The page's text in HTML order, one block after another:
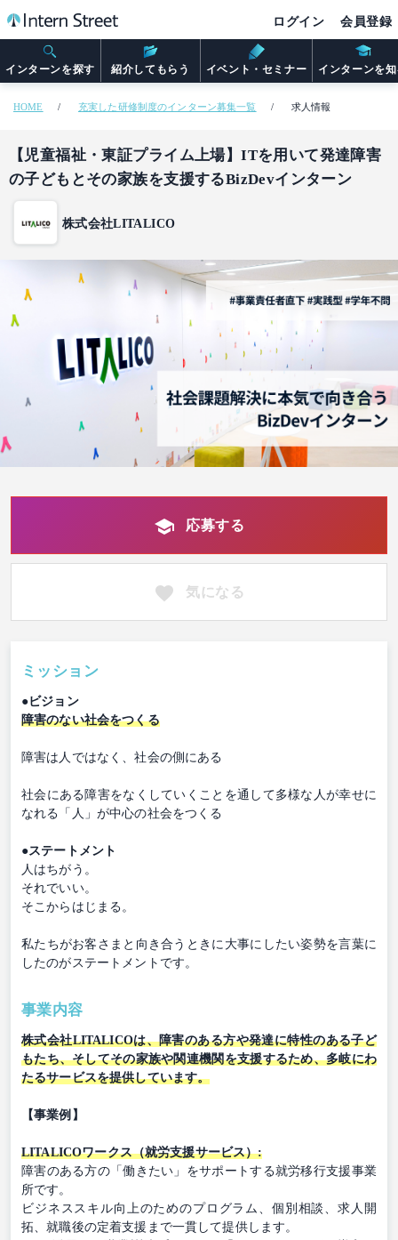
インターンを探す 紹介してもらう イベント・セミナー インターンを
ログイン 会員登録
HOME 充実した研修制度のインターン募集一覧 求人情報
【児童福祉・東証プライム上場】ITを用いて発達障害
の子どもとその家族を支援するBizDevインターン
株式会社LITALICO
応募する
気になる
ミッション
●ビジョン
障害のない社会をつくる
障害は人ではなく、社会の側にある
社会にある障害をなくしていくことを通して多様な人が幸せに
なれる「人」が中心の社会をつくる
●ステートメント
人はちがう。
それでいい。
そこからはじまる。
私たちがお客さまと向き合うときに大事にしたい姿勢を言葉に
したのがステートメントです。
事業内容
株式会社LITALICOは、障害のある方や発達に特性のある子ど
もたち、そしてその家族や関連機関を支援するため、多岐にわ
たるサービスを提供しています。
【事業例】
LITALICOワークス（就労支援サービス）:
障害のある方の「働きたい」をサポートする就労移行支援事業
所です。
ビジネススキル向上のためのプログラム、個別相談、求人開
拓、就職後の定着支援まで一貫して提供します。